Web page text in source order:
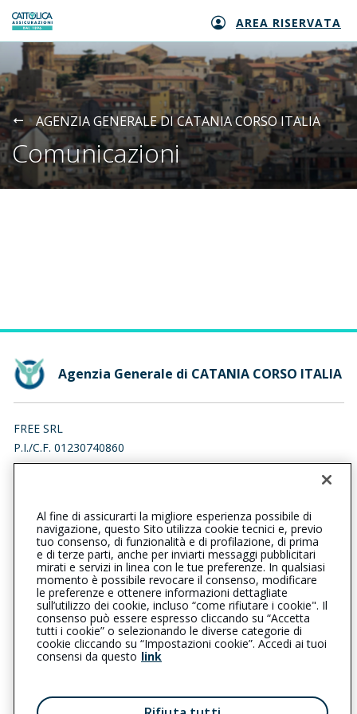
Generali logo AREA RISERVATA
AGENZIA GENERALE DI CATANIA CORSO ITALIA
Comunicazioni
Agenzia Generale di CATANIA CORSO ITALIA
FREE SRL
P.I./C.F. 01230740860
VIA LEONARDO DA VINCI 35, 94018 TROINA (EN)
0935656004
cataniacorsoitalia@cattolica.it
freesrl@pec.net
L’intermediario è soggetto al controllo dell’IVASS. Consulta il
Registro RUI al seguentelink
Privacy | Cookie | Il Gruppo Generali
Al fine di assicurarti la migliore esperienza possibile di
navigazione, questo Sito utilizza cookie tecnici e, previo
tuo consenso, di funzionalità e di profilazione, di prima
e di terze parti, anche per inviarti messaggi pubblicitari
mirati e servizi in linea con le tue preferenze. In qualsiasi
momento è possibile revocare il consenso, modificare
le preferenze e ottenere informazioni dettagliate
sull’utilizzo dei cookie, incluso “come rifiutare i cookie". Il
consenso può essere espresso cliccando su “Accetta
tutti i cookie” o selezionando le diverse categorie di
cookie cliccando su “Impostazioni cookie”. Accedi ai tuoi
consensi da questo link